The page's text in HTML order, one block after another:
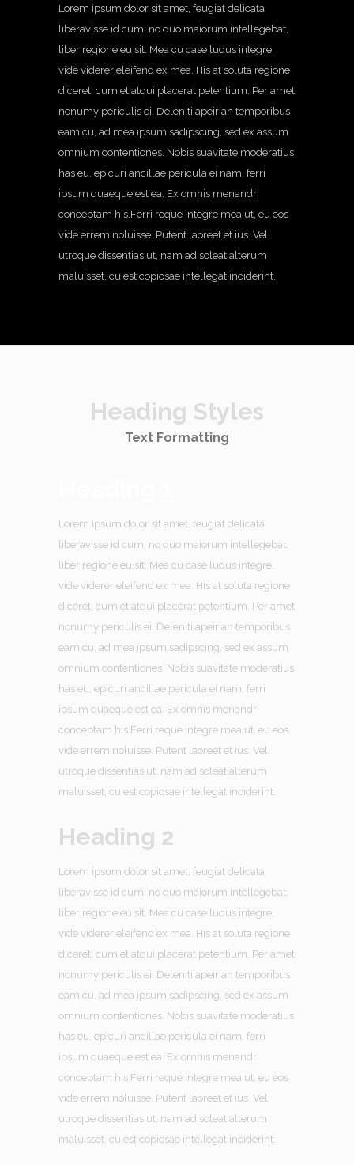
Lorem ipsum dolor sit amet, feugiat delicata
liberavisse id cum, no quo maiorum intellegebat,
liber regione eu sit. Mea cu case ludus integre,
vide viderer eleifend ex mea. His at soluta regione
diceret, cum et atqui placerat petentium. Per amet
nonumy periculis ei. Deleniti apeirian temporibus
eam cu, ad mea ipsum sadipscing, sed ex assum
omnium contentiones. Nobis suavitate moderatius
has eu, epicuri ancillae pericula ei nam, ferri
ipsum quaeque est ea. Ex omnis menandri
conceptam his.Ferri reque integre mea ut, eu eos
vide errem noluisse. Putent laoreet et ius. Vel
utroque dissentias ut, nam ad soleat alterum
maluisset, cu est copiosae intellegat inciderint.
Heading Styles
Text Formatting
Lorem ipsum dolor sit amet, feugiat delicata
liberavisse id cum, no quo maiorum intellegebat,
liber regione eu sit. Mea cu case ludus integre,
vide viderer eleifend ex mea. His at soluta regione
diceret, cum et atqui placerat petentium. Per amet
nonumy periculis ei. Deleniti apeirian temporibus
eam cu, ad mea ipsum sadipscing, sed ex assum
omnium contentiones. Nobis suavitate moderatius
has eu, epicuri ancillae pericula ei nam, ferri
ipsum quaeque est ea. Ex omnis menandri
conceptam his.Ferri reque integre mea ut, eu eos
vide errem noluisse. Putent laoreet et ius. Vel
utroque dissentias ut, nam ad soleat alterum
maluisset, cu est copiosae intellegat inciderint.
Heading 2
Lorem ipsum dolor sit amet, feugiat delicata
liberavisse id cum, no quo maiorum intellegebat,
liber regione eu sit. Mea cu case ludus integre,
vide viderer eleifend ex mea. His at soluta regione
diceret, cum et atqui placerat petentium. Per amet
nonumy periculis ei. Deleniti apeirian temporibus
eam cu, ad mea ipsum sadipscing, sed ex assum
omnium contentiones. Nobis suavitate moderatius
has eu, epicuri ancillae pericula ei nam, ferri
ipsum quaeque est ea. Ex omnis menandri
conceptam his.Ferri reque integre mea ut, eu eos
vide errem noluisse. Putent laoreet et ius. Vel
utroque dissentias ut, nam ad soleat alterum
maluisset, cu est copiosae intellegat inciderint.